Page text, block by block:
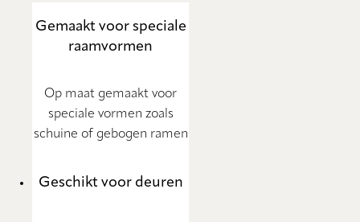
Gemaakt voor speciale
raamvormen
Op maat gemaakt voor
speciale vormen zoals
schuine of gebogen ramen
Geschikt voor deuren